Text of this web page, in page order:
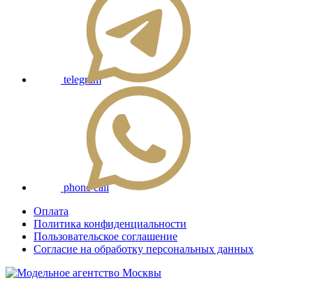
telegram
phone call
Оплата
Политика конфиденциальности
Пользовательское соглашение
Согласие на обработку персональных данных